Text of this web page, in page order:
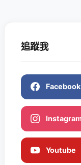
追蹤我
Facebook
Youtube